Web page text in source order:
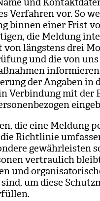
Ver­fah­ren vor. So
bin­nen einer Frist
die Mel­dung
längs­tens drei
und die von
der Anga­ben in
Ver­bin­dung mit der
die eine Mel­dung
Richt­li­nie
gewähr­leis­ten
ver­trau­lich
und
um diese